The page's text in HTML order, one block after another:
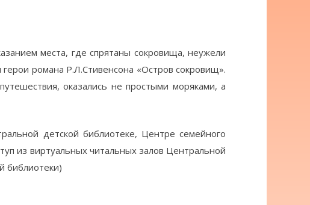
места, где спрятаны сокровища, неужели
романа Р.Л.Стивенсона «Остров сокровищ».
оказались не простыми моряками, а
детской библиотеке, Центре семейного
из виртуальных читальных залов Центральной
библиотеки)